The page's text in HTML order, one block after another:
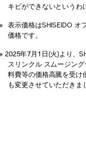
キビができないというわ
表示価格はSHISEIDO オ
価格です。